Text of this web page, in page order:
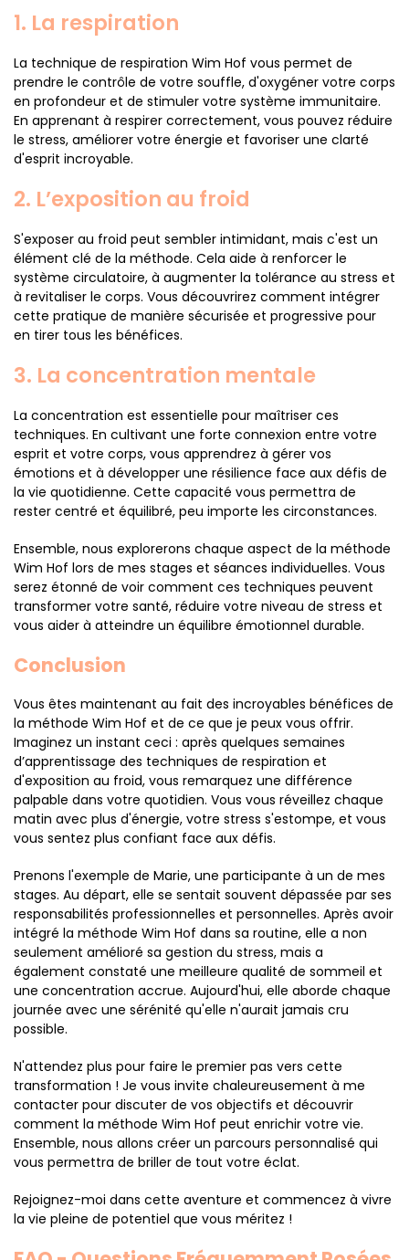
1. La respiration
La technique de respiration Wim Hof vous permet de
prendre le contrôle de votre souffle, d'oxygéner votre corps
en profondeur et de stimuler votre système immunitaire.
En apprenant à respirer correctement, vous pouvez réduire
le stress, améliorer votre énergie et favoriser une clarté
d'esprit incroyable.
2. L’exposition au froid
S'exposer au froid peut sembler intimidant, mais c'est un
élément clé de la méthode. Cela aide à renforcer le
système circulatoire, à augmenter la tolérance au stress et
à revitaliser le corps. Vous découvrirez comment intégrer
cette pratique de manière sécurisée et progressive pour
en tirer tous les bénéfices.
3. La concentration mentale
La concentration est essentielle pour maîtriser ces
techniques. En cultivant une forte connexion entre votre
esprit et votre corps, vous apprendrez à gérer vos
émotions et à développer une résilience face aux défis de
la vie quotidienne. Cette capacité vous permettra de
rester centré et équilibré, peu importe les circonstances.
Ensemble, nous explorerons chaque aspect de la méthode
Wim Hof lors de mes stages et séances individuelles. Vous
serez étonné de voir comment ces techniques peuvent
transformer votre santé, réduire votre niveau de stress et
vous aider à atteindre un équilibre émotionnel durable.
Conclusion
Vous êtes maintenant au fait des incroyables bénéfices de
la méthode Wim Hof et de ce que je peux vous offrir.
Imaginez un instant ceci : après quelques semaines
d’apprentissage des techniques de respiration et
d'exposition au froid, vous remarquez une différence
palpable dans votre quotidien. Vous vous réveillez chaque
matin avec plus d'énergie, votre stress s'estompe, et vous
vous sentez plus confiant face aux défis.
Prenons l'exemple de Marie, une participante à un de mes
stages. Au départ, elle se sentait souvent dépassée par ses
responsabilités professionnelles et personnelles. Après avoir
intégré la méthode Wim Hof dans sa routine, elle a non
seulement amélioré sa gestion du stress, mais a
également constaté une meilleure qualité de sommeil et
une concentration accrue. Aujourd'hui, elle aborde chaque
journée avec une sérénité qu'elle n'aurait jamais cru
possible.
N'attendez plus pour faire le premier pas vers cette
transformation ! Je vous invite chaleureusement à me
contacter pour discuter de vos objectifs et découvrir
comment la méthode Wim Hof peut enrichir votre vie.
Ensemble, nous allons créer un parcours personnalisé qui
vous permettra de briller de tout votre éclat.
Rejoignez-moi dans cette aventure et commencez à vivre
la vie pleine de potentiel que vous méritez !